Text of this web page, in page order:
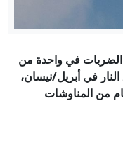
صباحا
هرمز ومقتل
بجنوب لبنان
الضربات في واحدة من
في أبريل/نيسان،
من المناوشات